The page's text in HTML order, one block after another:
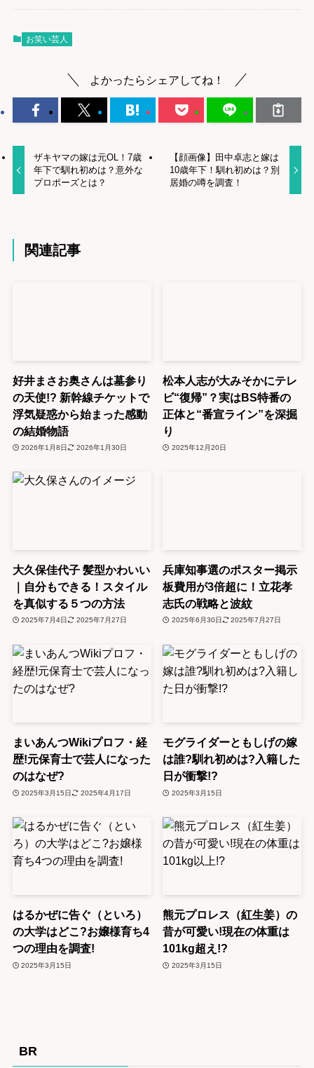
お笑い芸人
よかったらシェアしてね！
ザキヤマの嫁は元OL！7歳
年下で馴れ初めは？意外な
プロポーズとは？
【顔画像】田中卓志と嫁は
10歳年下！馴れ初めは？別
居婚の噂を調査！
関連記事
好井まさお奥さんは墓参り
の天使!? 新幹線チケットで
浮気疑惑から始まった感動
の結婚物語
2026年1月8日 2026年1月30日
松本人志が大みそかにテレ
ビ“復帰”？実はBS特番の
正体と“番宣ライン”を深掘
り
2025年12月20日
大久保佳代子 髪型かわいい
｜自分もできる！スタイル
を真似する５つの方法
2025年7月4日 2025年7月27日
兵庫知事選のポスター掲示
板費用が3倍超に！立花孝
志氏の戦略と波紋
2025年6月30日 2025年7月27日
まいあんつWikiプロフ・経
歴!元保育士で芸人になった
のはなぜ?
2025年3月15日 2025年4月17日
モグライダーともしげの嫁
は誰?馴れ初めは?入籍した
日が衝撃!?
2025年3月15日
はるかぜに告ぐ（といろ）
の大学はどこ?お嬢様育ち4
つの理由を調査!
2025年3月15日
熊元プロレス（紅生姜）の
昔が可愛い!現在の体重は
101kg超え!?
2025年3月15日
BR